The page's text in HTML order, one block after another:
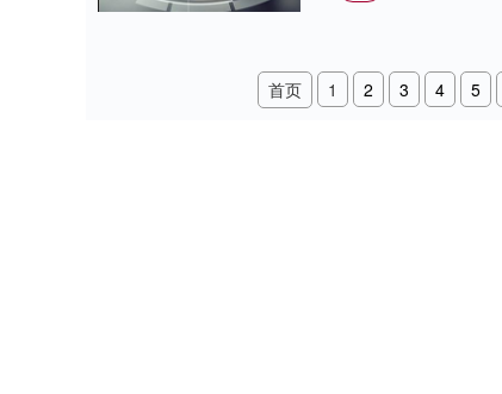
首页 1 2 3 4 5